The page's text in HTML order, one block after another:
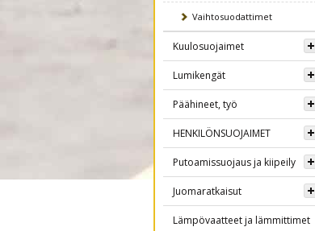
Vaihtosuodattimet
Kuulosuojaimet
Lumikengät
Päähineet, työ
HENKILÖNSUOJAIMET
Putoamissuojaus ja kiipeily
Juomaratkaisut
Lämpövaatteet ja lämmittimet